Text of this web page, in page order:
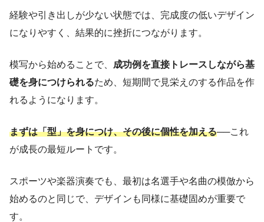
経験や引き出しが少ない状態では、完成度の低いデザイン
になりやすく、結果的に挫折につながります。
模写から始めることで、 成功例を直接トレースしながら基
礎を身につけられるため、短期間で見栄えのする作品を作
れるようになります。
まずは「型」を身につけ、その後に個性を加える──これ
が成長の最短ルートです。
スポーツや楽器演奏でも、最初は名選手や名曲の模倣から
始めるのと同じで、デザインも同様に基礎固めが重要で
す。